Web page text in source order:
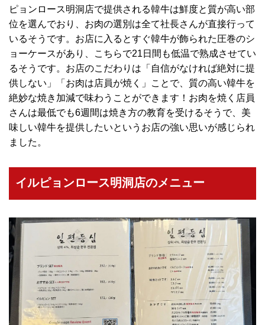
ピョンロース明洞店で提供される韓牛は鮮度と質が高い部
位を選んでおり、お肉の選別は全て社長さんが直接行って
いるそうです。お店に入るとすぐ韓牛が飾られた圧巻のシ
ョーケースがあり、こちらで21日間も低温で熟成させてい
るそうです。お店のこだわりは「自信がなければ絶対に提
供しない」「お肉は店員が焼く」ことで、質の高い韓牛を
絶妙な焼き加減で味わうことができます！お肉を焼く店員
さんは最低でも6週間は焼き方の教育を受けるそうで、美
味しい韓牛を提供したいというお店の強い思いが感じられ
ました。
イルピョンロース明洞店のメニュー